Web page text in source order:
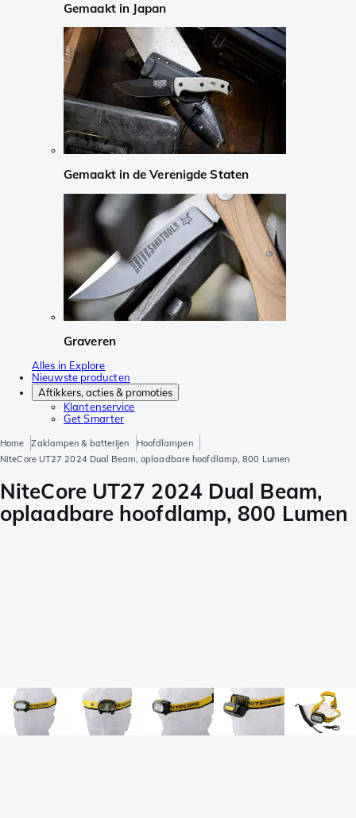
Gemaakt in Japan
Gemaakt in de Verenigde Staten
Graveren
Alles in Explore
Nieuwste producten
Aftikkers, acties & promoties
Klantenservice
Get Smarter
Home Zaklampen & batterijen
Hoofdlampen
NiteCore UT27 2024 Dual Beam, oplaadbare hoofdlamp, 800 Lumen
NiteCore UT27 2024 Dual Beam,
oplaadbare hoofdlamp, 800 Lumen